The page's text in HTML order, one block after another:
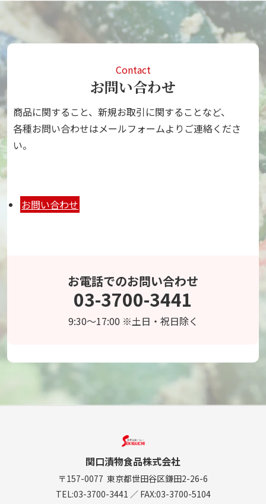
Contact
お問い合わせ
商品に関すること、新規お取引に関することなど、
各種お問い合わせはメールフォームよりご連絡くださ
い。
お問い合わせ
お電話でのお問い合わせ
03-3700-3441
9:30～17:00 ※土日・祝日除く
関口漬物食品株式会社
〒157-0077 東京都世田谷区鎌田2-26-6
TEL:03-3700-3441 ／ FAX:03-3700-5104